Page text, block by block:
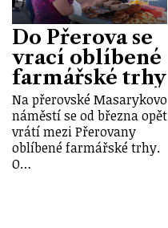
Do Přerova se
vrací oblíbené
farmářské trhy
Na přerovské Masarykovo
náměstí se od března opět
vrátí mezi Přerovany
oblíbené farmářské trhy.
O…